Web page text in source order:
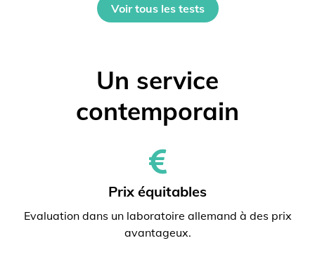
Voir tous les tests
Un service
contemporain
Prix ​​équitables
Evaluation dans un laboratoire allemand à des prix
avantageux.